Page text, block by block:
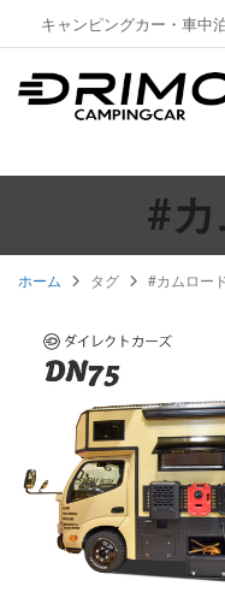
キャンピングカー・車中
#
ホーム タグ #カムロー